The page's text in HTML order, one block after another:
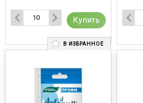
Купить
В ИЗБРАННОЕ